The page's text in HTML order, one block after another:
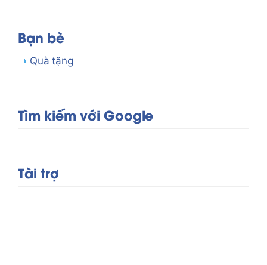
Bạn bè
Quà tặng
Tìm kiếm với Google
Tài trợ